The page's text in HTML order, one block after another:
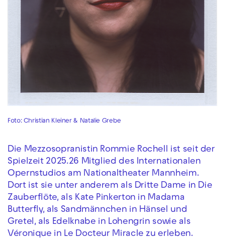
Foto: Christian Kleiner & Natalie Grebe
Die Mezzosopranistin Rommie Rochell ist seit der
Spielzeit 2025.26 Mitglied des Internationalen
Opernstudios am Nationaltheater Mannheim.
Dort ist sie unter anderem als Dritte Dame in Die
Zauberflöte, als Kate Pinkerton in Madama
Butterfly, als Sandmännchen in Hänsel und
Gretel, als Edelknabe in Lohengrin sowie als
Véronique in Le Docteur Miracle zu erleben.